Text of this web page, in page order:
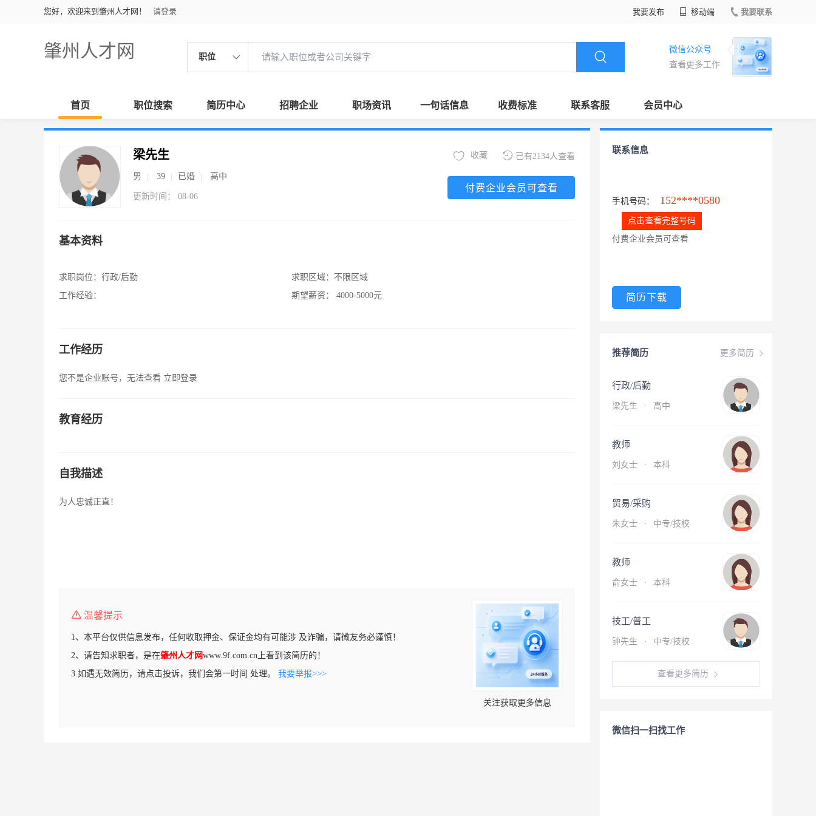
您好，欢迎来到肇州人才网！ 请登录 我要发布 移动端 我要联系
肇州人才网 职位
微信公众号
查看更多工作
首页 职位搜索 简历中心 招聘企业 职场资讯 一句话信息 收费标准 联系客服 会员中心
梁先生
男 39 已婚 高中
更新时间： 08-06
已有2134人查看
收藏
付费企业会员可查看
基本资料
求职岗位： 行政/后勤
工作经验：
求职区域： 不限区域
期望薪资：
4000-5000元
工作经历
您不是企业账号，无法查看 立即登录
教育经历
自我描述
为人忠诚正直！
温馨提示
1、本平台仅供信息发布，任何收取押金、保证金均有可能涉 及诈骗，请微友务必谨慎！
2、请告知求职者，是在肇州人才网www.9f.com.cn上看到该简历的！
3.如遇无效简历，请点击投诉，我们会第一时间 处理。 我要举报>>>
关注获取更多信息
联系信息
手机号码： 152****0580
点击查看完整号码
付费企业会员可查看
简历下载
更多简历
推荐简历
行政/后勤
梁先生 · 高中
教师
刘女士 · 本科
贸易/采购
朱女士 · 中专/技校
教师
俞女士 · 本科
技工/普工
钟先生 · 中专/技校
查看更多简历
微信扫一扫找工作